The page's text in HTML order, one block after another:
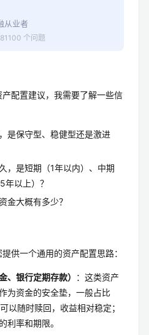
从业者
个问题
配置建议，我需要了解一些信
是保守型、稳健型还是激进
，是短期（1年以内）、中期
年以上）？
金大概有多少？
供一个通用的资产配置思路：
、银行定期存款）
：这类资产
为资金的安全垫，一般占比
以随时赎回，收益相对稳定；
利率和期限。